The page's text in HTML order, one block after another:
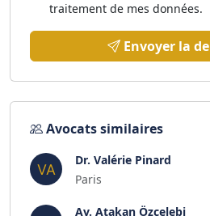
traitement de mes données.
Envoyer la
Avocats similaires
Dr. Valérie Pinard
Paris
Av. Atakan Özçelebi